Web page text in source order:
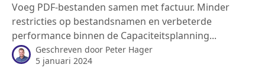
Voeg PDF-bestanden samen met factuur. Minder
restricties op bestandsnamen en verbeterde
performance binnen de Capaciteitsplanning...
Geschreven door Peter Hager
5 januari 2024